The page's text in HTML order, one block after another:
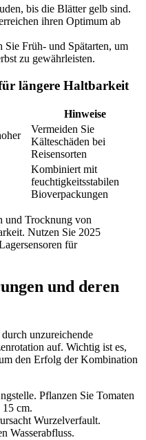
bis die Blätter gelb sind.
ihren Optimum ab
Sie Früh- und Spätarten, um
zu gewährleisten.
längere Haltbarkeit
Hinweise
Vermeiden Sie
Kälteschäden bei
Reisensorten
Kombiniert mit
feuchtigkeitsstabilen
Bioverpackungen
und Trocknung von
Nutzen Sie 2025
für
und deren
unzureichende
auf. Wichtig ist es,
den Erfolg der Kombination
Pflanzen Sie Tomaten
cm.
Wurzelverfault.
Wasserabfluss.